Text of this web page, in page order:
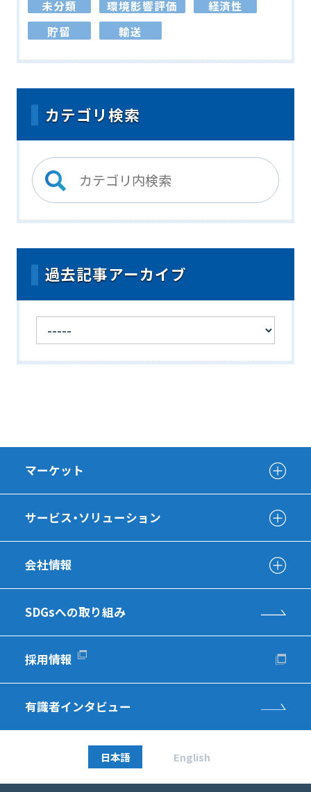
未分類
環境影響評価
経済性
貯留
輸送
カテゴリ検索
過去記事アーカイブ
マーケット
サービス・ソリューション
会社情報
SDGsへの取り組み
採用情報
有識者インタビュー
日本語 English